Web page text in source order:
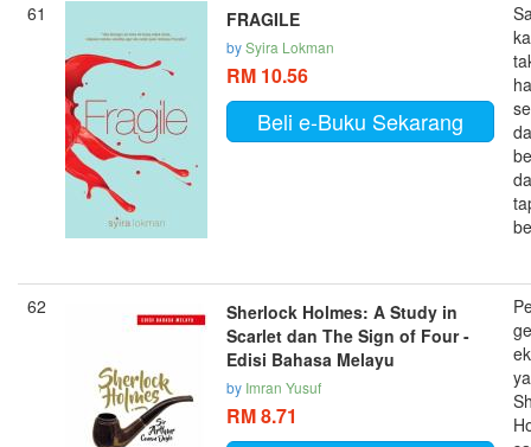
61 FRAGILE
bySyira Lokman
RM 10.56
Beli e-Buku Sekarang
62
Sherlock Holmes: A Study in
Scarlet dan The Sign of Four -
Edisi Bahasa Melayu
by Imran Yusuf
RM 8.71